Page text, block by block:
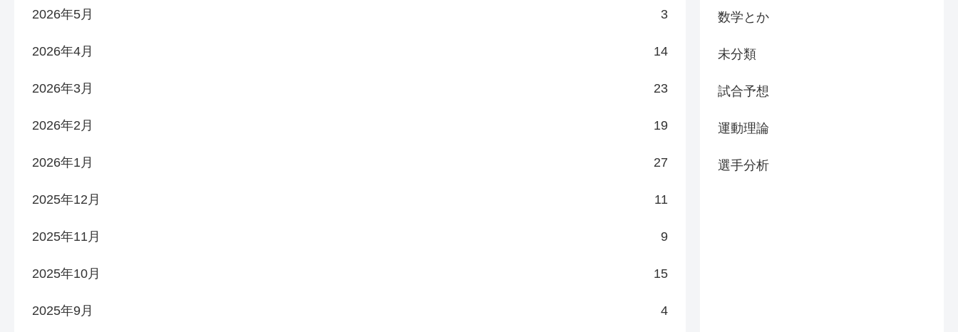
2026年5月 3
2026年4月 14
2026年3月 23
2026年2月 19
2026年1月 27
2025年12月 11
2025年11月 9
2025年10月 15
2025年9月 4
数学とか
未分類
試合予想
運動理論
選手分析